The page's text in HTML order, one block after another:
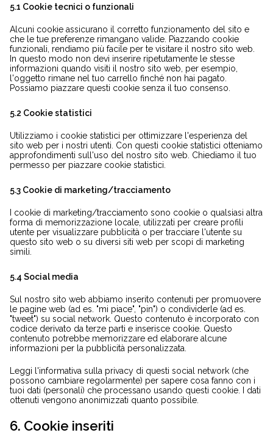
5.1 Cookie tecnici o funzionali
Alcuni cookie assicurano il corretto funzionamento del sito e
che le tue preferenze rimangano valide. Piazzando cookie
funzionali, rendiamo più facile per te visitare il nostro sito web.
In questo modo non devi inserire ripetutamente le stesse
informazioni quando visiti il nostro sito web, per esempio,
l'oggetto rimane nel tuo carrello finché non hai pagato.
Possiamo piazzare questi cookie senza il tuo consenso.
5.2 Cookie statistici
Utilizziamo i cookie statistici per ottimizzare l'esperienza del
sito web per i nostri utenti. Con questi cookie statistici otteniamo
approfondimenti sull'uso del nostro sito web. Chiediamo il tuo
permesso per piazzare cookie statistici.
5.3 Cookie di marketing/tracciamento
I cookie di marketing/tracciamento sono cookie o qualsiasi altra
forma di memorizzazione locale, utilizzati per creare profili
utente per visualizzare pubblicità o per tracciare l'utente su
questo sito web o su diversi siti web per scopi di marketing
simili.
5.4 Social media
Sul nostro sito web abbiamo inserito contenuti per promuovere
le pagine web (ad es. "mi piace", "pin") o condividerle (ad es.
"tweet") su social network. Questo contenuto è incorporato con
codice derivato da terze parti e inserisce cookie. Questo
contenuto potrebbe memorizzare ed elaborare alcune
informazioni per la pubblicità personalizzata.
Leggi l'informativa sulla privacy di questi social network (che
possono cambiare regolarmente) per sapere cosa fanno con i
tuoi dati (personali) che processano usando questi cookie. I dati
ottenuti vengono anonimizzati quanto possibile.
6. Cookie inseriti